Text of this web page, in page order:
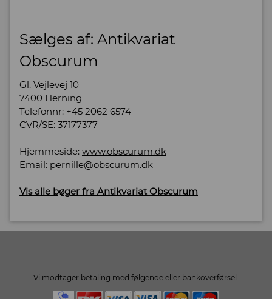
Sælges af: Antikvariat
Obscurum
Gl. Vejlevej 10
7400 Herning
Telefonnr: +45 2062 6574
CVR/SE: 37177377
Hjemmeside: www.obscurum.dk
Email: pernille@obscurum.dk
Vis alle bøger fra Antikvariat Obscurum
Vi modtager betaling med følgende eller bankoverførsel.